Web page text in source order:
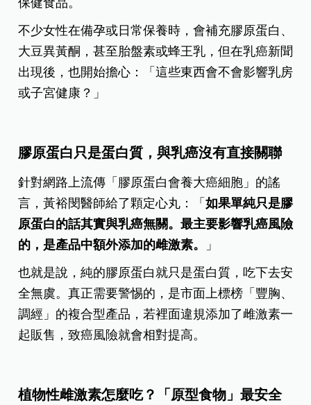
保健食品。
不少女性在備孕或日常保養時，會補充膠原蛋白、
大豆異黃酮，甚至胎盤素或蜂王乳，但在乳癌新聞
出現後，也開始擔心：「這些東西會不會影響乳房
或子宮健康？」
膠原蛋白只是蛋白質，與乳癌沒有直接關聯
針對網路上流傳「膠原蛋白會養大癌細胞」的謠
言，黃裕閔醫師給了顆定心丸：「如果單純只是膠
原蛋白的話其實與乳癌無關。最主要影響乳癌風險
的，是產品中額外添加的雌激素。
」
也就是說，純的膠原蛋白就只是蛋白質，吃下去安
全無虞。真正需要警惕的，是市面上標榜「豐胸、
調經」的複合型產品，若裡面違規添加了雌激素一
起販售，致癌風險就會相對提高。
植物性雌激素怎麼吃？「原型食物」最安全